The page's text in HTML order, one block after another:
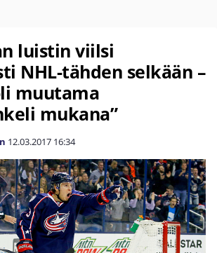
luistin viilsi
NHL-tähden selkään –
muutama
mukana”
12.03.2017 16:34